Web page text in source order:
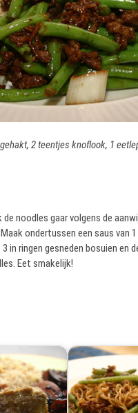
2 teentjes knoflook, 1
noodles gaar volgens de
ondertussen een saus van
ringen gesneden bosuien en
Eet smakelijk!